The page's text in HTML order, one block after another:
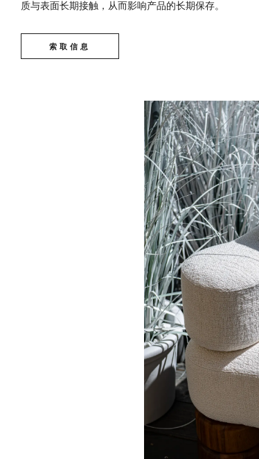
质与表面长期接触，从而影响产品的长期保存。
索取信息